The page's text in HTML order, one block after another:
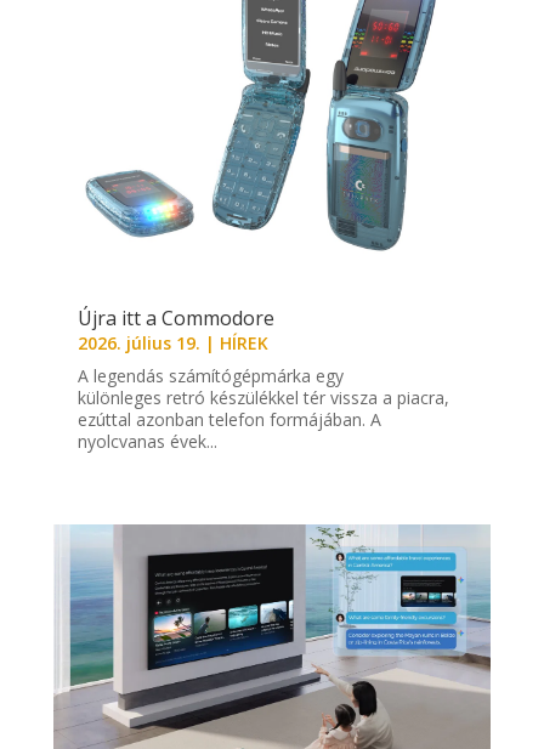
Újra itt a Commodore
2026. július 19. | HÍREK
A legendás számítógépmárka egy
különleges retró készülékkel tér vissza a piacra,
ezúttal azonban telefon formájában. A
nyolcvanas évek...